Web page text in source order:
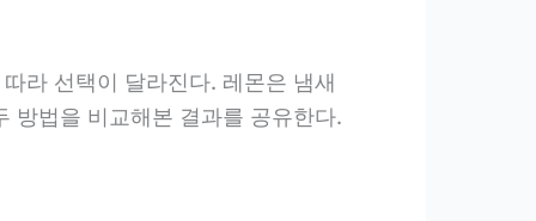
라 선택이 달라진다. 레몬은 냄새
방법을 비교해본 결과를 공유한다.